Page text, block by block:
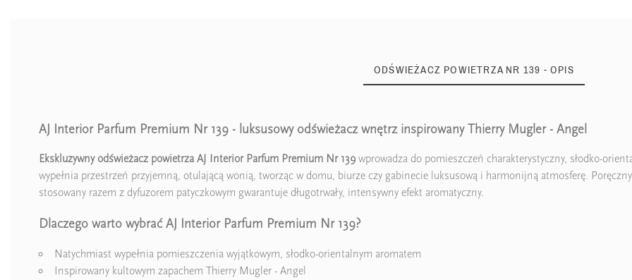
ODŚWIEŻACZ POWIETRZA NR 139 - OPIS
AJ Interior Parfum Premium Nr 139 - luksusowy odświeżacz wnętrz inspirowany Thierry Mugler - Angel
Ekskluzywny odświeżacz powietrza AJ Interior Parfum Premium Nr 139 wprowadza do pomieszczeń charakterystyczny, słodko-
wypełnia przestrzeń przyjemną, otulającą wonią, tworząc w domu, biurze czy gabinecie luksusową i harmonijną atmosferę.
stosowany razem z dyfuzorem patyczkowym gwarantuje długotrwały, intensywny efekt aromatyczny.
Dlaczego warto wybrać AJ Interior Parfum Premium Nr 139?
Natychmiast wypełnia pomieszczenia wyjątkowym, słodko-orientalnym aromatem
Inspirowany kultowym zapachem Thierry Mugler - Angel